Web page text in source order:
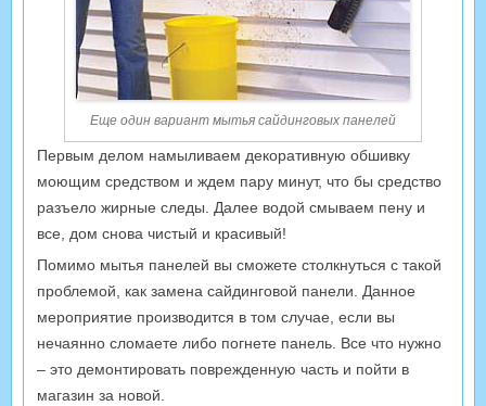
Еще один вариант мытья сайдинговых панелей
Первым делом намыливаем декоративную обшивку
моющим средством и ждем пару минут, что бы средство
разъело жирные следы. Далее водой смываем пену и
все, дом снова чистый и красивый!
Помимо мытья панелей вы сможете столкнуться с такой
проблемой, как замена сайдинговой панели. Данное
мероприятие производится в том случае, если вы
нечаянно сломаете либо погнете панель. Все что нужно
– это демонтировать поврежденную часть и пойти в
магазин за новой.